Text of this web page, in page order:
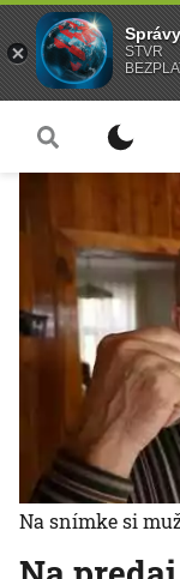
Na snímke si
STVR